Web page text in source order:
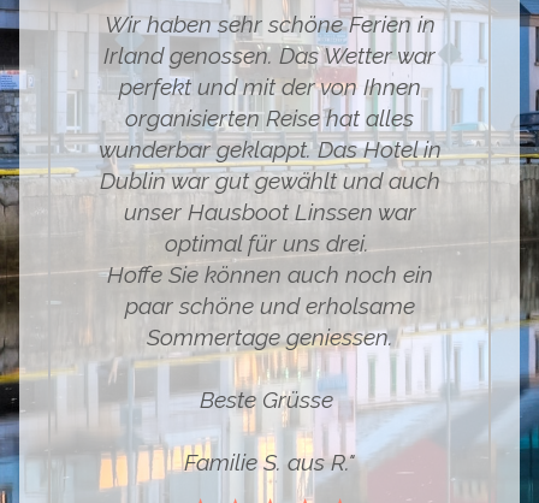
Wir haben sehr schöne Ferien in
Irland genossen. Das Wetter war
perfekt und mit der von Ihnen
organisierten Reise hat alles
wunderbar geklappt. Das Hotel in
Dublin war gut gewählt und auch
unser Hausboot Linssen war
optimal für uns drei.
Hoffe Sie können auch noch ein
paar schöne und erholsame
Sommertage geniessen.
Beste Grüsse
Familie S. aus R."